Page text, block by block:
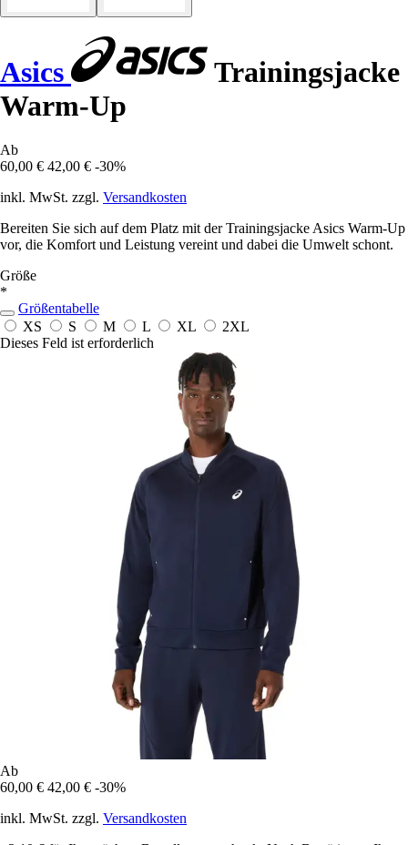
Asics
Trainingsjacke
Warm-Up
Ab
60,00 € 42,00 € -30%
inkl. MwSt. zzgl. Versandkosten
Bereiten Sie sich auf dem Platz mit der Trainingsjacke Asics Warm-Up
vor, die Komfort und Leistung vereint und dabei die Umwelt schont.
Größe
*
Größentabelle
XS
S M L XL
2XL
Dieses Feld ist erforderlich
Ab
60,00 € 42,00 € -30%
inkl. MwSt. zzgl. Versandkosten